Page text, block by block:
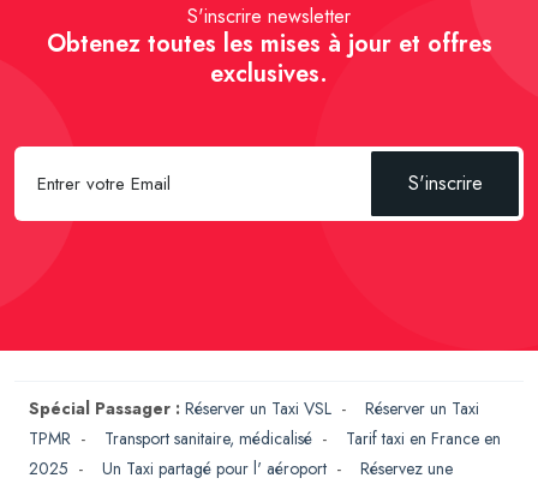
S'inscrire newsletter
Obtenez toutes les mises à jour et offres
exclusives.
S'inscrire
Spécial Passager : Réserver un Taxi VSL - Réserver un Taxi
TPMR - Transport sanitaire, médicalisé - Tarif taxi en France en
2025 - Un Taxi partagé pour l' aéroport - Réservez une